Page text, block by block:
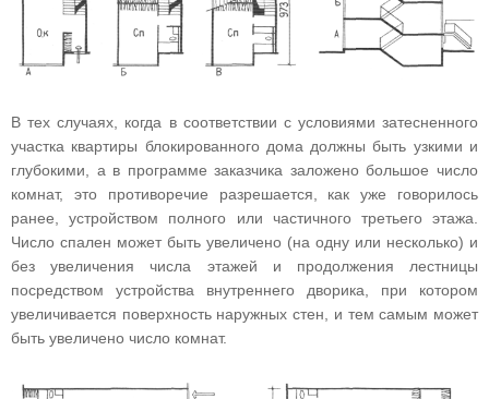
В тех случаях, когда в соответствии с условиями затесненного
участка квартиры блокированного дома должны быть узкими и
глубокими, а в программе заказчика заложено большое число
комнат, это противоречие разрешается, как уже говорилось
ранее, устройством полного или частичного третьего этажа.
Число спален может быть увеличено (на одну или несколько) и
без увеличения числа этажей и продолжения лестницы
посредством устройства внутреннего дворика, при котором
увеличивается поверхность наружных стен, и тем самым может
быть увеличено число комнат.